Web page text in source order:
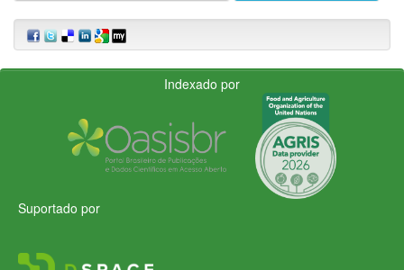
Indexado por
Suportado por